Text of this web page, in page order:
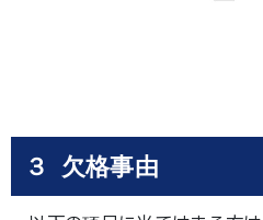
３ 欠格事由